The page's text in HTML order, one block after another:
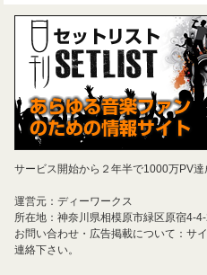
サービス開始から２年半で1000万PV達
運営元：ディーワークス
所在地：神奈川県相模原市緑区原宿4-
お問い合わせ・広告掲載について：サ
連絡下さい。